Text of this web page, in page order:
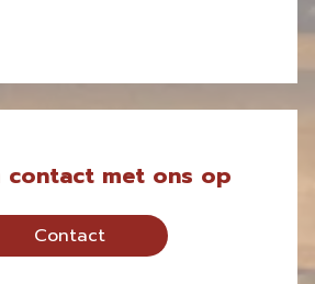
contact met ons op
Contact